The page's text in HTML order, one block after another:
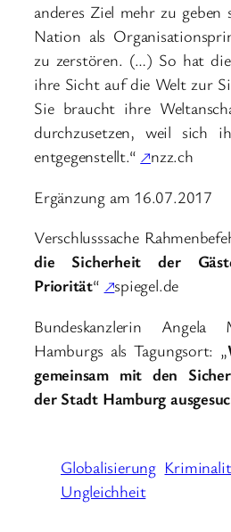
anderes Ziel mehr zu geben
Nation als
zu zerstören. (…) So hat
ihre Sicht auf die Welt zur
Sie braucht ihre
durchzusetzen, weil sich
entgegenstellt.“ ↗nzz.ch
Ergänzung am 16.07.2017
Verschlusssache
die Sicherheit der
Priorität“ ↗spiegel.de
Bundeskanzlerin
Hamburgs als Tagungsort: „
gemeinsam mit den
der Stadt Hamburg
Globalisierung
Ungleichheit